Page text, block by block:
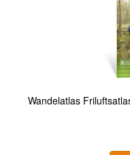
Wandelatlas